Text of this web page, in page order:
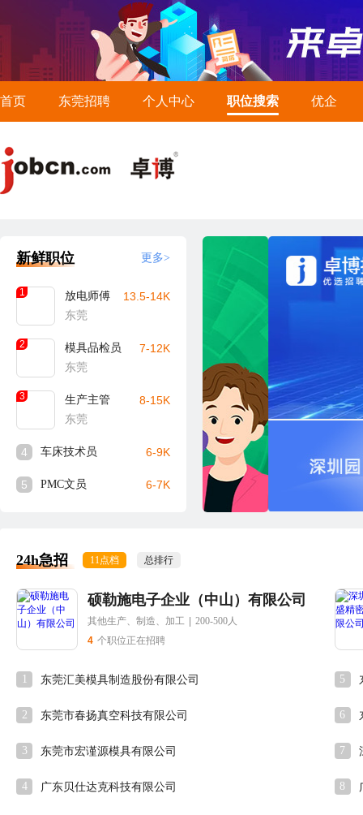
首页 东莞招聘 个人中心 职位搜索 优企
新鲜职位 更多>
1
放电师傅
东莞
13.5-14K
2
模具品检员
东莞
7-12K
3
生产主管
东莞
8-15K
4 车床技术员 6-9K
5 PMC文员 6-7K
24h急招 11点档 总排行
硕勒施电子企业（中山）有限公司
其他生产、制造、加工
200-500人
4 个职位正在招聘
1 东莞汇美模具制造股份有限公司
2 东莞市春扬真空科技有限公司
3 东莞市宏谨源模具有限公司
4 广东贝仕达克科技有限公司
5
6
7
8